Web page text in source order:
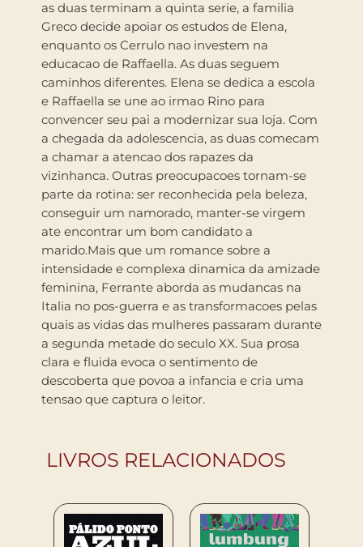
as duas terminam a quinta serie, a familia
Greco decide apoiar os estudos de Elena,
enquanto os Cerrulo nao investem na
educacao de Raffaella. As duas seguem
caminhos diferentes. Elena se dedica a escola
e Raffaella se une ao irmao Rino para
convencer seu pai a modernizar sua loja. Com
a chegada da adolescencia, as duas comecam
a chamar a atencao dos rapazes da
vizinhanca. Outras preocupacoes tornam-se
parte da rotina: ser reconhecida pela beleza,
conseguir um namorado, manter-se virgem
ate encontrar um bom candidato a
marido.Mais que um romance sobre a
intensidade e complexa dinamica da amizade
feminina, Ferrante aborda as mudancas na
Italia no pos-guerra e as transformacoes pelas
quais as vidas das mulheres passaram durante
a segunda metade do seculo XX. Sua prosa
clara e fluida evoca o sentimento de
descoberta que povoa a infancia e cria uma
tensao que captura o leitor.
LIVROS RELACIONADOS